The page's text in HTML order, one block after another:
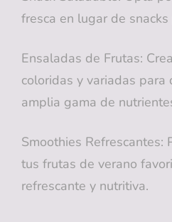
fresca en lugar de
Ensaladas de Frutas:
coloridas y variadas para
amplia gama de
Smoothies Refrescantes:
tus frutas de verano
refrescante y nutritiva.